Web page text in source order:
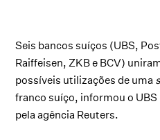
Seis bancos suíços (UBS,
Raiffeisen, ZKB e BCV)
possíveis utilizações de uma
franco suíço, informou o
pela agência Reuters.